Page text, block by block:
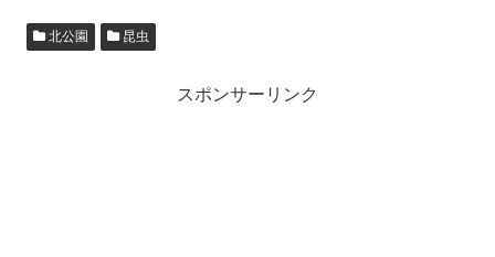
北公園 昆虫
スポンサーリンク